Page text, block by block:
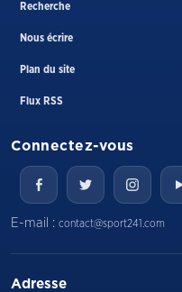
Recherche
Nous écrire
Plan du site
Flux RSS
Connectez-vous
E-mail : contact@sport241.com
Adresse